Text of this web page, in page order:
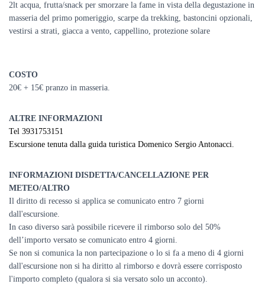
2lt acqua, frutta/snack per smorzare la fame in vista della degustazione in
masseria del primo pomeriggio, scarpe da trekking, bastoncini opzionali,
vestirsi a strati, giacca a vento, cappellino, protezione solare
COSTO
20€ + 15€ pranzo in masseria.
ALTRE INFORMAZIONI
Tel 3931753151
Escursione tenuta dalla guida turistica Domenico Sergio Antonacci.
INFORMAZIONI DISDETTA/CANCELLAZIONE PER
METEO/ALTRO
Il diritto di recesso si applica se comunicato entro 7 giorni
dall'escursione.
In caso diverso sarà possibile ricevere il rimborso solo del 50%
dell’importo versato se comunicato entro 4 giorni.
Se non si comunica la non partecipazione o lo si fa a meno di 4 giorni
dall'escursione non si ha diritto al rimborso e dovrà essere corrisposto
l'importo completo (qualora si sia versato solo un acconto).